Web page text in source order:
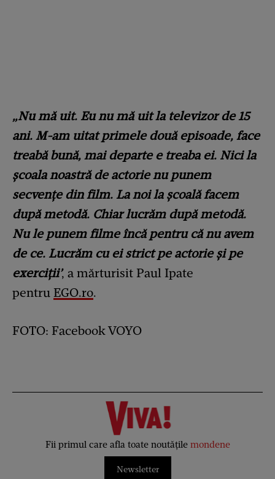
„Nu mă uit. Eu nu mă uit la televizor de 15
ani. M-am uitat primele două episoade, face
treabă bună, mai departe e treaba ei. Nici la
școala noastră de actorie nu punem
secvențe din film. La noi la școală facem
după metodă. Chiar lucrăm după metodă.
Nu le punem filme încă pentru că nu avem
de ce. Lucrăm cu ei strict pe actorie și pe
exerciții’, a mărturisit Paul Ipate
pentru EGO.ro.
FOTO: Facebook VOYO
Fii primul care afla toate noutățile mondene
Newsletter